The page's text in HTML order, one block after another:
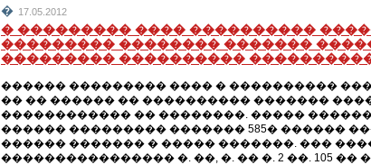
� 17.05.2012
� ��������� ���� ����������
��������� �������� �������
��������� ����������
������ ��������� ���� � ����������
�� �� ������ �� ���������� �������
������������ �� ��������. �����
������ ��������� ������� 585� ������
������ ������� � ����� �������. ���
���������������� �. ��, �. �� �. 2 ��. 105